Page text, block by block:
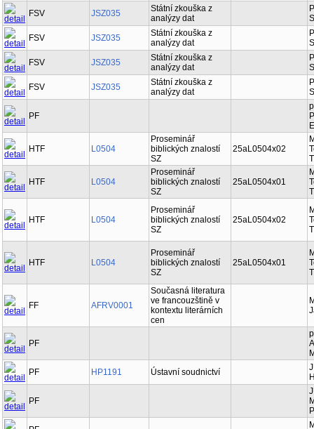
FSV
JSZ035
Státní zkouška z
analýzy dat
FSV
JSZ035
Státní zkouška z
analýzy dat
FSV
JSZ035
Státní zkouška z
analýzy dat
FSV
JSZ035
Státní zkouška z
analýzy dat
PF
HTF L0504
Proseminář
biblických znalostí
SZ
25aL0504x02
HTF L0504
Proseminář
biblických znalostí
SZ
25aL0504x01
HTF L0504
Proseminář
biblických znalostí
SZ
25aL0504x02
HTF L0504
Proseminář
biblických znalostí
SZ
25aL0504x01
FF AFRV0001
Současná literatura
ve francouzštině v
kontextu literárních
cen
PF
PF
HP1191 Ústavní soudnictví
PF